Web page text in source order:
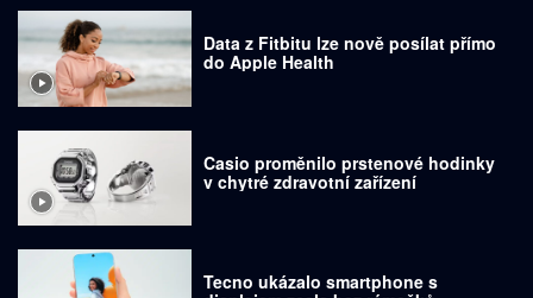
Data z Fitbitu lze nově posílat přímo
do Apple Health
Casio proměnilo prstenové hodinky
v chytré zdravotní zařízení
Tecno ukázalo smartphone s